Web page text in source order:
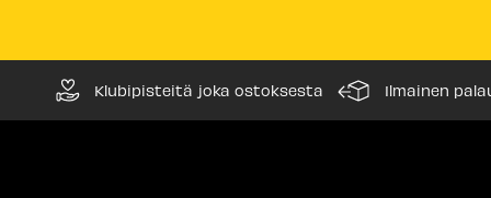
sisältöön
Klubipisteitä joka ostoksesta Ilmainen